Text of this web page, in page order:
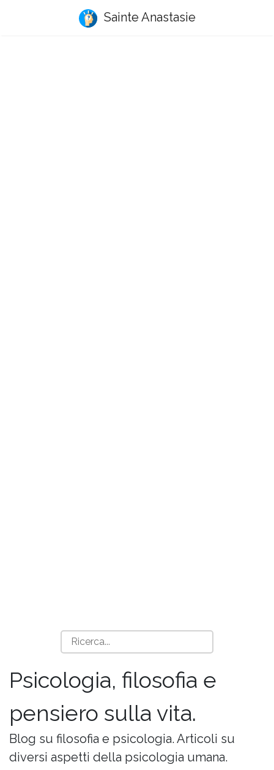
Sainte Anastasie
Psicologia, filosofia e
pensiero sulla vita.
Blog su filosofia e psicologia. Articoli su
diversi aspetti della psicologia umana.